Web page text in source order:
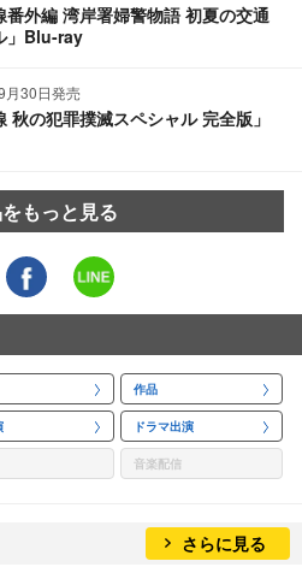
番外編 湾岸署婦警物語 初夏の交通
」Blu-ray
月30日発売
秋の犯罪撲滅スペシャル 完全版」
もっと見る
作品
ドラマ出演
音楽配信
さらに見る